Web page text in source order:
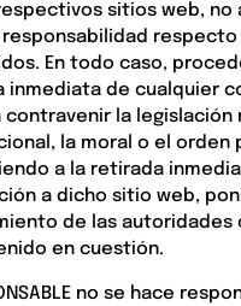
sitios web, no
respecto
En todo caso,
inmediata de cualquier
contravenir la legislación
la moral o el orden
a la retirada
a dicho sitio web,
de las
en cuestión.
no se hace